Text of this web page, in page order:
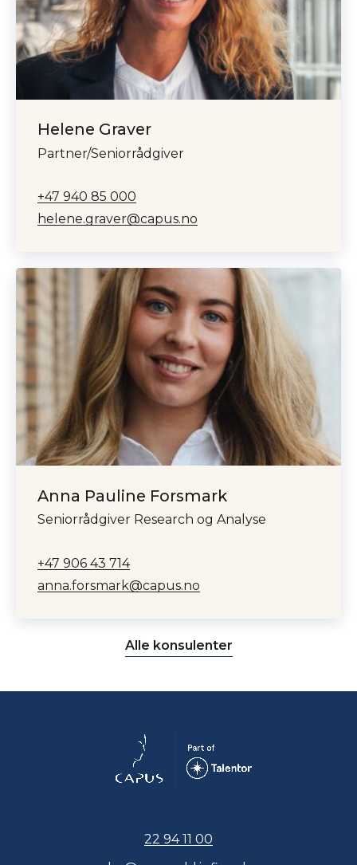
Helene Graver
Partner/Seniorrådgiver
+47 940 85 000
helene.graver@capus.no
Anna Pauline Forsmark
Seniorrådgiver Research og Analyse
+47 906 43 714
anna.forsmark@capus.no
Alle konsulenter
22 94 11 00